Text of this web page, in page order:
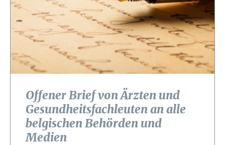
Offener Brief von Ärzten und
Gesundheitsfachleuten an alle
belgischen Behörden und
Medien